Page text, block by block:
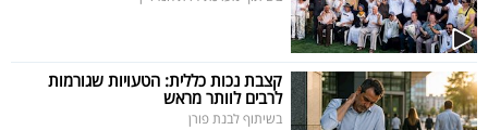
דרושים
ניוזלטרים
קצבת נכות כללית: הטעויות שגורמות
לרבים לוותר מראש
בשיתוף לבנת פורן